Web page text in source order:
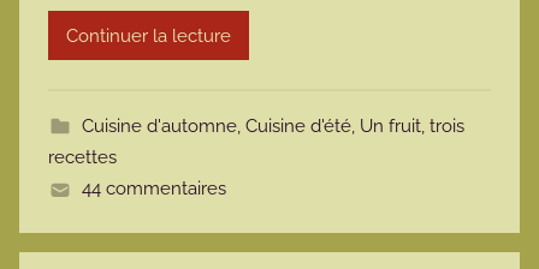
t
Continuer la lecture
Cuisine d'automne, Cuisine d'été, Un fruit, trois
recettes
44 commentaires